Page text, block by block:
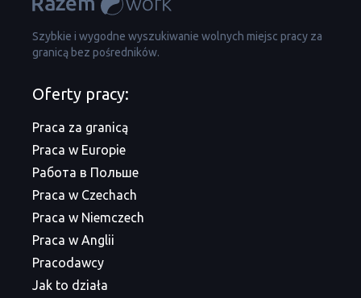
Szybkie i wygodne wyszukiwanie wolnych miejsc pracy za
granicą bez pośredników.
Oferty pracy:
Praca za granicą
Praca w Europie
Работа в Польше
Praca w Czechach
Praca w Niemczech
Praca w Anglii
Pracodawcy
Jak to działa